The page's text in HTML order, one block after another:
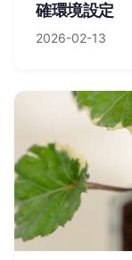
確環境設定
2026-02-13